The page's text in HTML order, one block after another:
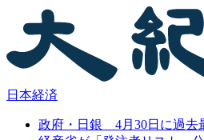
日本経済
政府・日銀 4月30日に過去